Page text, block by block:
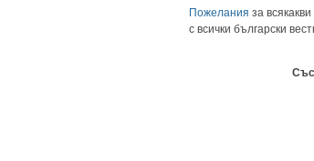
Пожелания за
с всички български